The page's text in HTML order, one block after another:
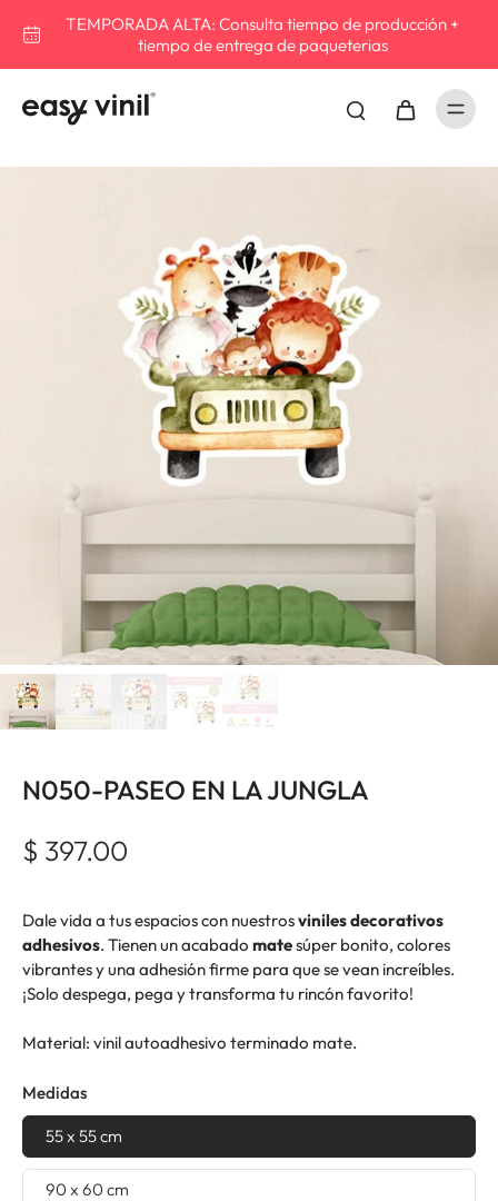
TEMPORADA ALTA: Consulta tiempo de producción +
tiempo de entrega de paqueterias
N050-PASEO EN LA JUNGLA
$ 397.00
Dale vida a tus espacios con nuestrosviniles decorativos
adhesivos. Tienen un acabado matesúper bonito, colores
vibrantes y una adhesión firme para que se vean increíbles.
¡Solo despega, pega y transforma tu rincón favorito!
Material: vinil autoadhesivo terminado mate.
Medidas
55 x 55 cm
90 x 60 cm